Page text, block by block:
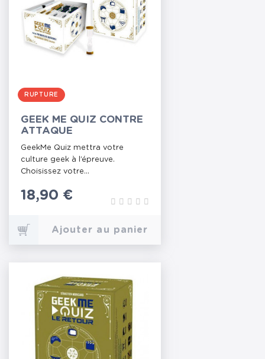
RUPTURE
GEEK ME QUIZ CONTRE
ATTAQUE
GeekMe Quiz mettra votre
culture geek à l’épreuve.
Choisissez votre...
Prix
18,90 €
Ajouter au panier